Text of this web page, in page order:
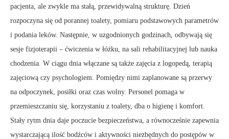
pacjenta, ale zwykle ma stałą, przewidywalną strukturę. Dzień
rozpoczyna się od porannej toalety, pomiaru podstawowych parametrów
i podania leków. Następnie, w uzgodnionych godzinach, odbywają się
sesje fizjoterapii – ćwiczenia w łóżku, na sali rehabilitacyjnej lub nauka
chodzenia. W ciągu dnia włączane są także zajęcia z logopedą, terapią
zajęciową czy psychologiem. Pomiędzy nimi zaplanowane są przerwy
na odpoczynek, posiłki oraz czas wolny. Personel pomaga w
przemieszczaniu się, korzystaniu z toalety, dba o higienę i komfort.
Stały rytm dnia daje poczucie bezpieczeństwa, a równocześnie zapewnia
wystarczającą ilość bodźców i aktywności niezbędnych do postępów w